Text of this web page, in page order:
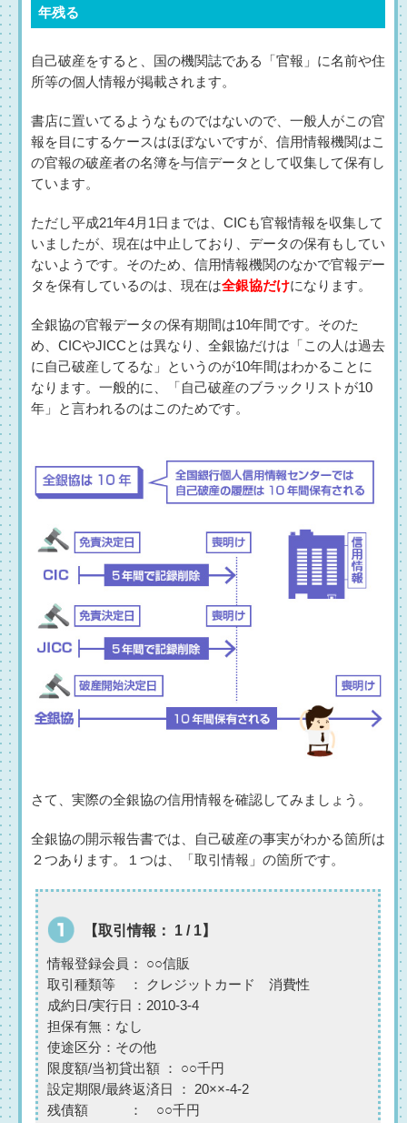
年残る
自己破産をすると、国の機関誌である「官報」に名前や住
所等の個人情報が掲載されます。
書店に置いてるようなものではないので、一般人がこの官
報を目にするケースはほぼないですが、信用情報機関はこ
の官報の破産者の名簿を与信データとして収集して保有し
ています。
ただし平成21年4月1日までは、CICも官報情報を収集して
いましたが、現在は中止しており、データの保有もしてい
ないようです。そのため、信用情報機関のなかで官報デー
タを保有しているのは、現在は全銀協だけになります。
全銀協の官報データの保有期間は10年間です。そのた
め、CICやJICCとは異なり、全銀協だけは「この人は過去
に自己破産してるな」というのが10年間はわかることに
なります。一般的に、「自己破産のブラックリストが10
年」と言われるのはこのためです。
さて、実際の全銀協の信用情報を確認してみましょう。
全銀協の開示報告書では、自己破産の事実がわかる箇所は
２つあります。１つは、「取引情報」の箇所です。
【取引情報： 1 / 1】
情報登録会員： ○○信販
取引種類等 ： クレジットカード 消費性
成約日/実行日：2010-3-4
担保有無：なし
使途区分：その他
限度額/当初貸出額 ： ○○千円
設定期限/最終返済日 ： 20××-4-2
残債額 ： ○○千円